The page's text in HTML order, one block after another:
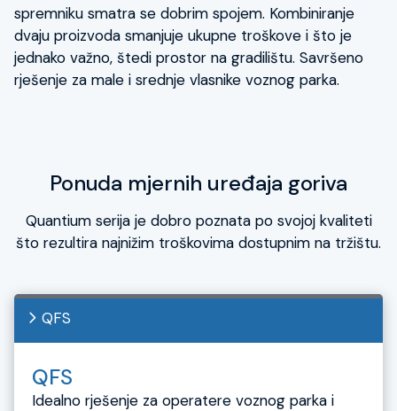
spremniku smatra se dobrim spojem. Kombiniranje
dvaju proizvoda smanjuje ukupne troškove i što je
jednako važno, štedi prostor na gradilištu. Savršeno
rješenje za male i srednje vlasnike voznog parka.
Ponuda mjernih uređaja goriva
Quantium serija je dobro poznata po svojoj kvaliteti
što rezultira najnižim troškovima dostupnim na tržištu.
QFS
QFS
Idealno rješenje za operatere voznog parka i